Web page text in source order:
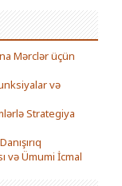
Mərclər üçün
və
Strategiya
və Ümumi İcmal